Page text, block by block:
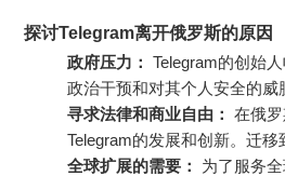
探讨Telegram离开俄罗斯的原因
政府压力： Telegram的创始
政治干预和对其个人安全的威
寻求法律和商业自由： 在俄
Telegram的发展和创新。迁
全球扩展的需要：
为了服务